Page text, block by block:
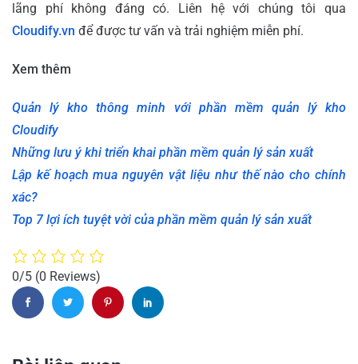
lãng phí không đáng có. Liên hệ với chúng tôi qua
Cloudify.vn để được tư vấn và trải nghiệm miễn phí.
Xem thêm
Quản lý kho thông minh với phần mềm quản lý kho
Cloudify
Những lưu ý khi triển khai phần mềm quản lý sản xuất
Lập kế hoạch mua nguyên vật liệu như thế nào cho chính
xác?
Top 7 lợi ích tuyệt vời của phần mềm quản lý sản xuất
0/5 (0 Reviews)